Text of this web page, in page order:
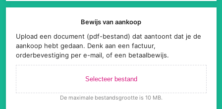
Bewijs van aankoop
Upload een document (pdf-bestand) dat aantoont dat je de
aankoop hebt gedaan. Denk aan een factuur,
orderbevestiging per e-mail, of een betaalbewijs.
Selecteer bestand
De maximale bestandsgrootte is 10 MB.